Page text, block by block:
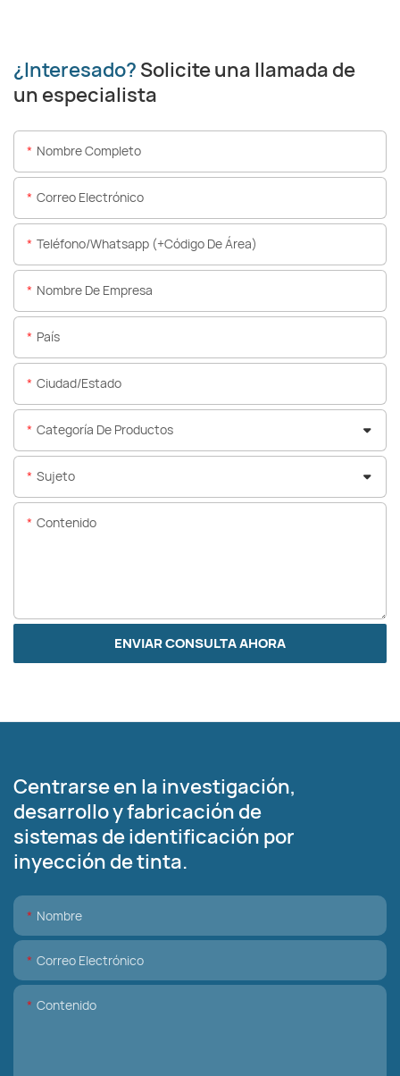
¿Interesado? Solicite una llamada de
un especialista
Nombre Completo
Correo Electrónico
Teléfono/whatsapp (+código De Área)
Nombre De Empresa
País
Ciudad/estado
Categoría De Productos
Sujeto
Contenido
ENVIAR CONSULTA AHORA
Centrarse en la investigación,
desarrollo y fabricación de
sistemas de identificación por
inyección de tinta.
Nombre
Correo Electrónico
Contenido